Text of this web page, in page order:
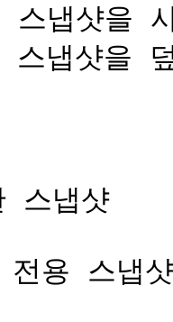
냅샷을
냅샷을
스냅샷
전용 스냅